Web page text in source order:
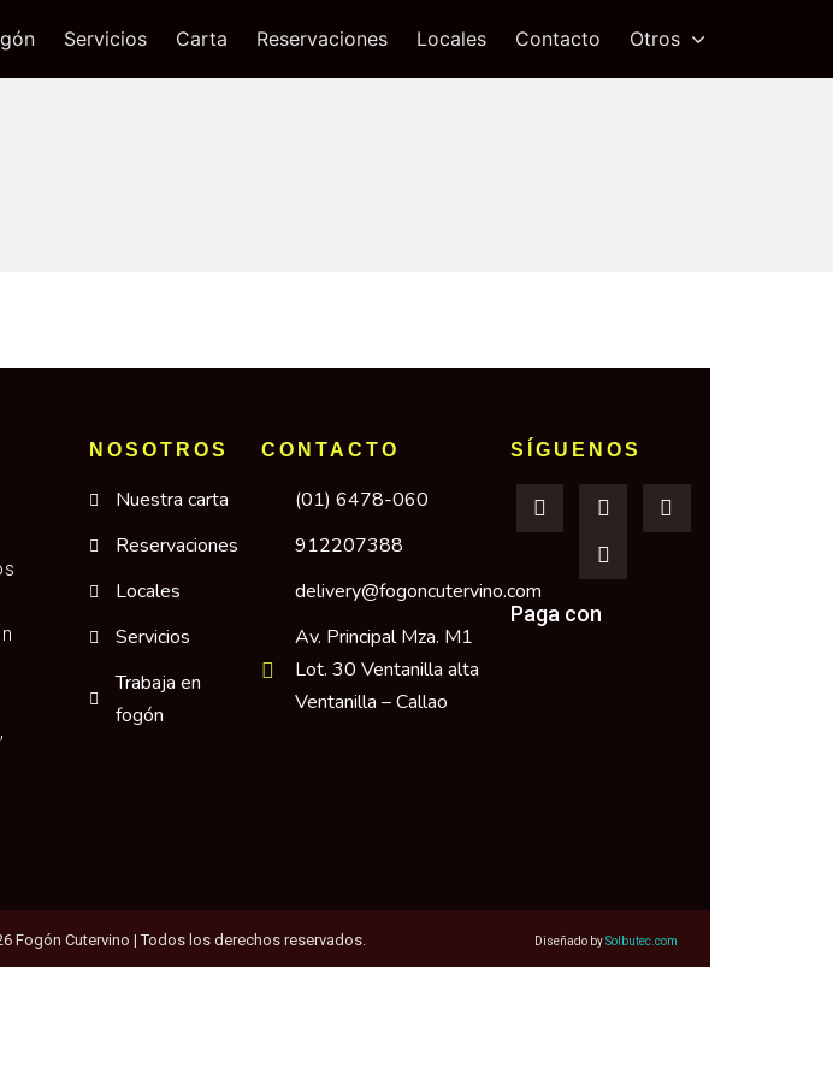
Servicios Carta Reservaciones Locales Contacto Otros
NOSOTROS
Nuestra carta
Reservaciones
Locales
Servicios
Trabaja en
fogón
CONTACTO
(01) 6478-060
912207388
delivery@fogoncutervino.com
Av. Principal Mza. M1
Lot. 30 Ventanilla alta
Ventanilla – Callao
SÍGUENOS
Paga con
Fogón Cutervino | Todos los derechos reservados. Diseñado bySolbutec.com